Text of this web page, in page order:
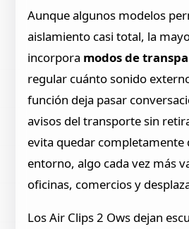
Aunque algunos modelos
aislamiento casi total, la
incorpora modos de
regular cuánto sonido
función deja pasar
avisos del transporte sin
evita quedar completamente
entorno, algo cada vez más
oficinas, comercios y
Los Air Clips 2 Ows dejan